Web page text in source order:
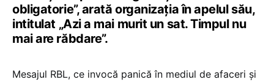
obligatorie”, arată organizația în apelul său,
intitulat „Azi a mai murit un sat. Timpul nu
mai are răbdare”.
Mesajul RBL, ce invocă panică în mediul de afaceri și